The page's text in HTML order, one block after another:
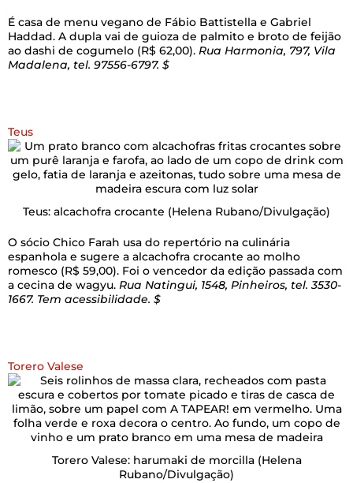
É casa de menu vegano de Fábio Battistella e Gabriel
Haddad. A dupla vai de guioza de palmito e broto de feijão
ao dashi de cogumelo (R$ 62,00). Rua Harmonia, 797, Vila
Madalena, tel. 97556-6797. $
Teus
Teus: alcachofra crocante (Helena Rubano/Divulgação)
O sócio Chico Farah usa do repertório na culinária
espanhola e sugere a alcachofra crocante ao molho
romesco (R$ 59,00). Foi o vencedor da edição passada com
a cecina de wagyu. Rua Natingui, 1548, Pinheiros, tel. 3530-
1667. Tem acessibilidade. $
Torero Valese
Torero Valese: harumaki de morcilla (Helena
Rubano/Divulgação)